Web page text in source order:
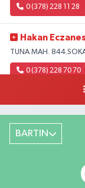
0 (378) 228 11 28
Hakan
TUNA MAH.
0 (378) 228 70 70
BARTIN